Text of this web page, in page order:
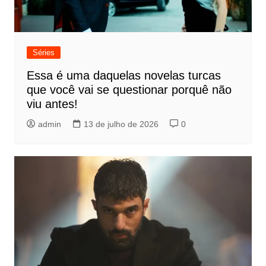
Séries
Essa é uma daquelas novelas turcas
que você vai se questionar porquê não
viu antes!
admin 13 de julho de 2026 0